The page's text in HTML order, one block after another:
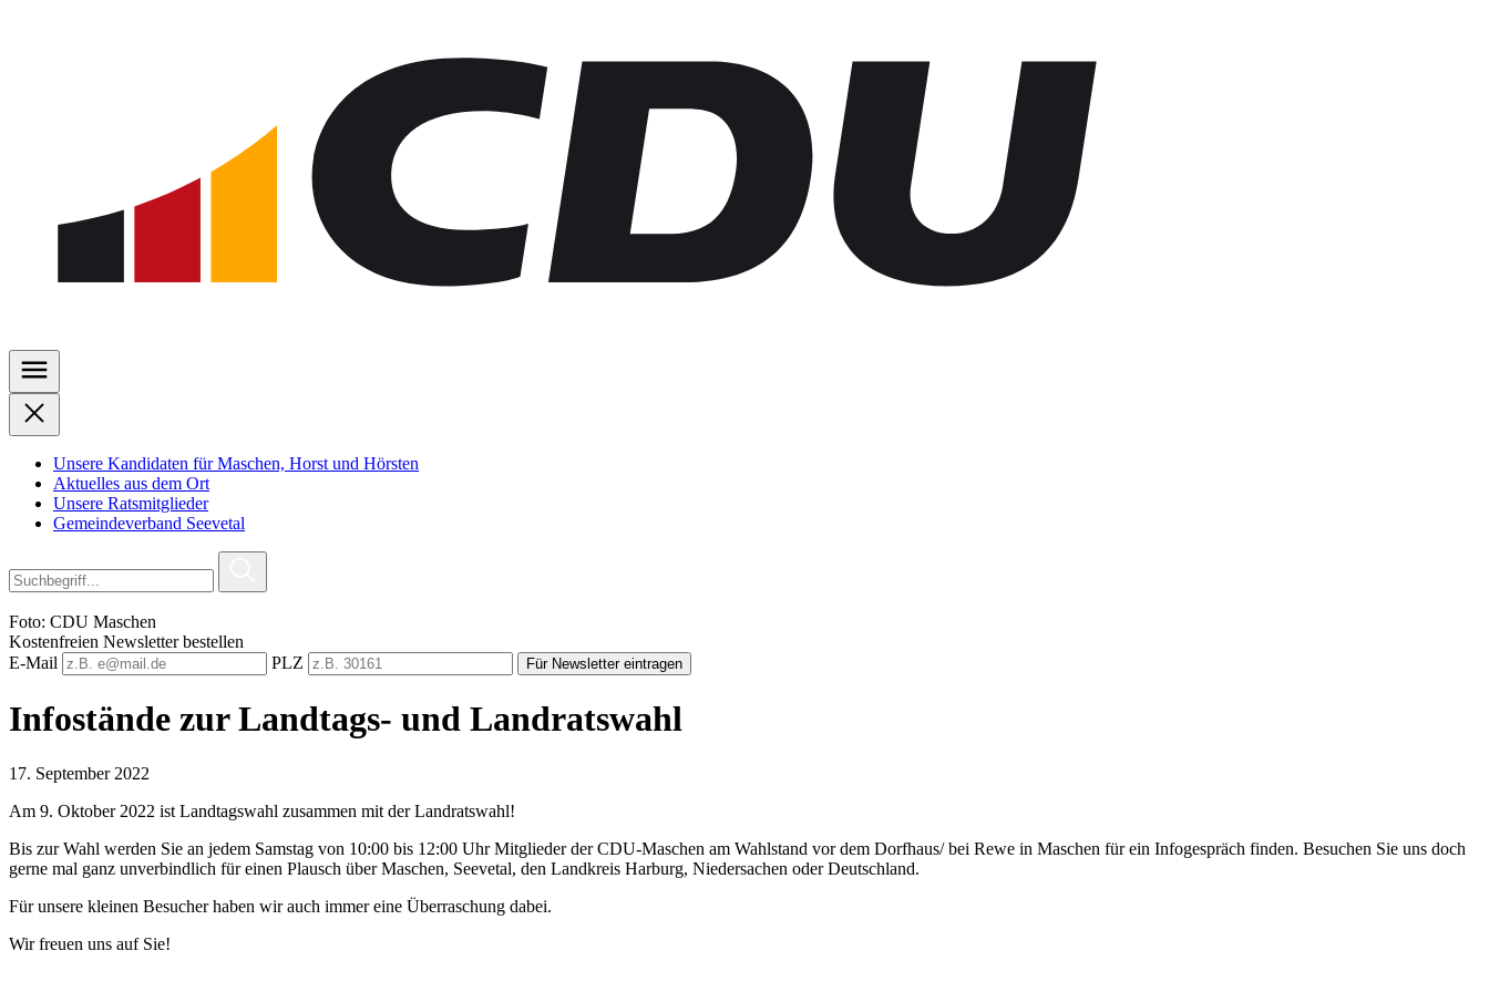
Unsere Kandidaten für Maschen, Horst und Hörsten
Aktuelles aus dem Ort
Unsere Ratsmitglieder
Gemeindeverband Seevetal
Foto: CDU Maschen
Kostenfreien Newsletter bestellen
E-Mail
PLZ Für Newsletter eintragen
Infostände zur Landtags- und Landratswahl
17. September 2022
Am 9. Oktober 2022 ist Landtagswahl zusammen mit der Landratswahl!
Bis zur Wahl werden Sie an jedem Samstag von 10:00 bis 12:00 Uhr Mitglieder der CDU-Maschen am Wahlstand vor dem Dorfhaus/ bei Rewe in Maschen für ein Infogespräch finden. Besuchen Sie uns doch
gerne mal ganz unverbindlich für einen Plausch über Maschen, Seevetal, den Landkreis Harburg, Niedersachen oder Deutschland.
Für unsere kleinen Besucher haben wir auch immer eine Überraschung dabei.
Wir freuen uns auf Sie!